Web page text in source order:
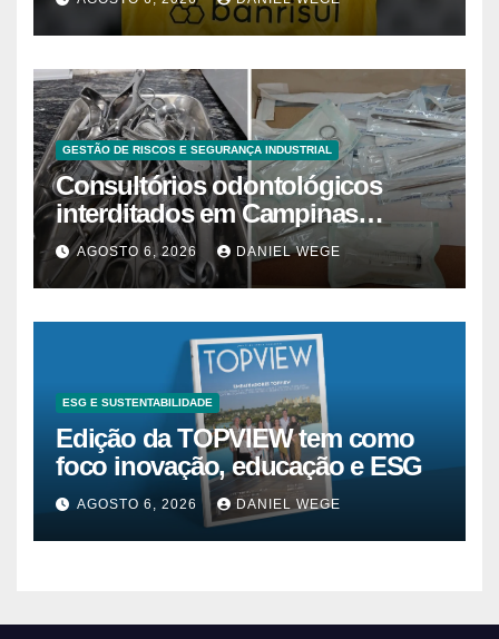
GESTÃO DE RISCOS E SEGURANÇA INDUSTRIAL
Consultórios odontológicos
interditados em Campinas
superam 2025
AGOSTO 6, 2026 DANIEL WEGE
ESG E SUSTENTABILIDADE
Edição da TOPVIEW tem como
foco inovação, educação e ESG
AGOSTO 6, 2026 DANIEL WEGE